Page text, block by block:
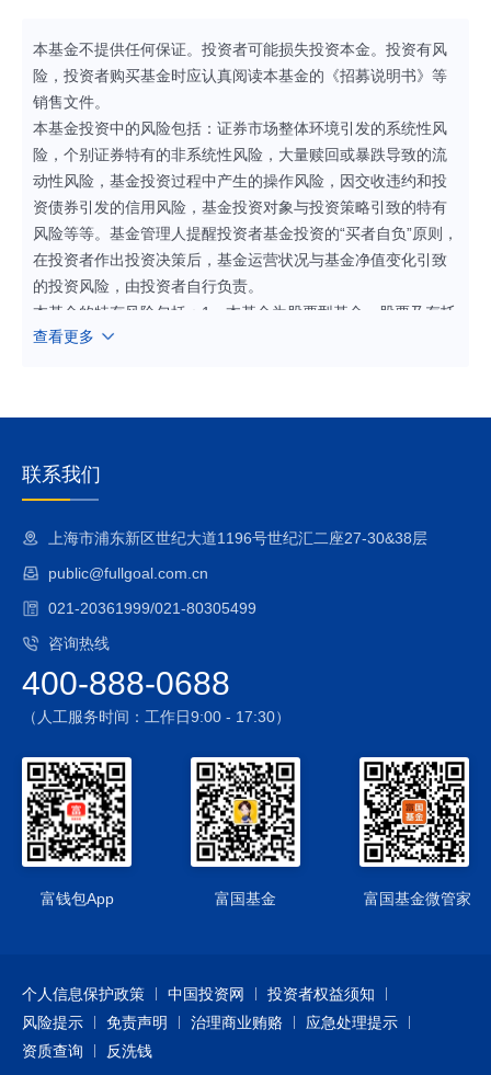
本基金不提供任何保证。投资者可能损失投资本金。投资有风
险，投资者购买基金时应认真阅读本基金的《招募说明书》等
销售文件。
本基金投资中的风险包括：证券市场整体环境引发的系统性风
险，个别证券特有的非系统性风险，大量赎回或暴跌导致的流
动性风险，基金投资过程中产生的操作风险，因交收违约和投
资债券引发的信用风险，基金投资对象与投资策略引致的特有
风险等等。基金管理人提醒投资者基金投资的“买者自负”原则，
在投资者作出投资决策后，基金运营状况与基金净值变化引致
的投资风险，由投资者自行负责。
本基金的特有风险包括：1、本基金为股票型基金，股票及存托
凭证投资占基金资产的比例为80%-95%（其中，港股通标的股
表现因此可能受到影响。本基金管理人将发挥专业研究优势，
控制特定风险。
2、股指期货投资风险
保证金交易具有杠杆性，当出现不利行情时，股价指数微小的
变动就可能会使投资人权益遭受较大损失。
3、国债期货投资风险
风险、基差风险、流动性风险。
4、股票期权投资风险
本基金可投资股票期权，投资股票期权所面临的主要风险是市
各类操作风险等。
5、资产支持证券投资风险
本基金可投资资产支持证券，存在一定的流动性风险、违约风
险、信用风险、现金流预测风险、操作风险等。
6、本基金可以投资于港股通标的股票，投资风险包括：
1）本基金将通过“港股通”投资于香港市场，在市场进入、投资
赎回产生直接或间接的影响。
2）香港市场交易规则有别于内地A股市场规则，此外，在港股
通下参与香港股票投资还将面临包括但不限于如下特殊风险：
查看更多
联系我们
上海市浦东新区世纪大道1196号世纪汇二座27-30&38层
public@fullgoal.com.cn
021-20361999/021-80305499
咨询热线
400-888-0688
（人工服务时间：工作日9:00 - 17:30）
富钱包App 富国基金 富国基金微管家
个人信息保护政策 中国投资网
投资者权益须知
风险提示
免责声明 治理商业贿赂
应急处理提示
资质查询
反洗钱